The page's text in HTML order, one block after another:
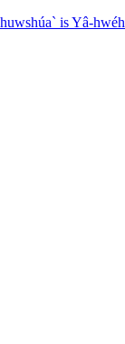
is Yâ-hwéh